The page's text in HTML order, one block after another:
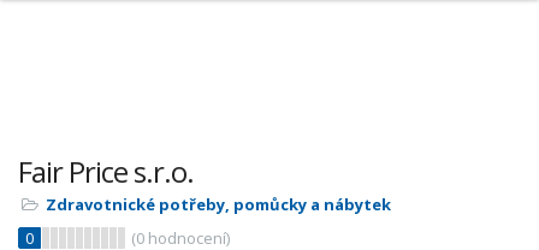
Fair Price s.r.o.
Zdravotnické potřeby, pomůcky a nábytek
0
(0 hodnocení)